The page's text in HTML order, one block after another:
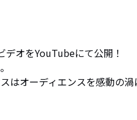
オをYouTubeにて公開！
オーディエンスを感動の渦